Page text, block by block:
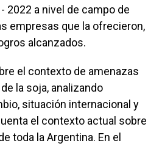
2022 a nivel de campo de
empresas que la ofrecieron,
alcanzados.
el contexto de amenazas
la soja, analizando
situación internacional y
el contexto actual sobre
toda la Argentina. En el